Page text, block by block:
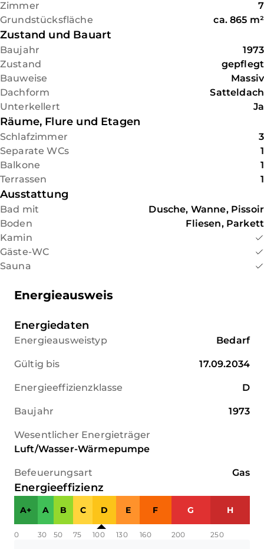
durch eine Doppelgarage und
drei Stellplätze direkt vor dem
Zimmer
7
Grundstücksfläche
ca. 865 m²
Zustand und Bauart
Baujahr
1973
Zustand
gepflegt
Bauweise
Massiv
Dachform
Satteldach
Unterkellert
Ja
Räume, Flure und Etagen
Schlafzimmer
3
Separate WCs
1
Balkone
1
Terrassen
1
Ausstattung
Bad mit
Dusche, Wanne, Pissoir
Boden
Fliesen, Parkett
Kamin
Gäste-WC
Sauna
Energieausweis
Energiedaten
Energieausweistyp Bedarf
Gültig bis 17.09.2034
Energieeffizienzklasse D
Baujahr 1973
Wesentlicher Energieträger
Luft/Wasser-Wärmepumpe
Befeuerungsart Gas
Energieeffizienz
A+ A B C D E F G H
0 30 50 75 100 130 160 200 250